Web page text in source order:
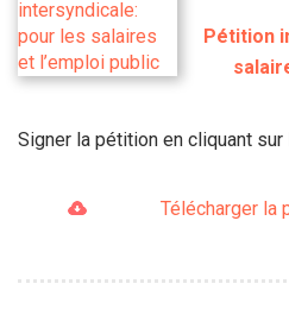
Pétition
Signer la pétition en cliquant sur
Télécharger la